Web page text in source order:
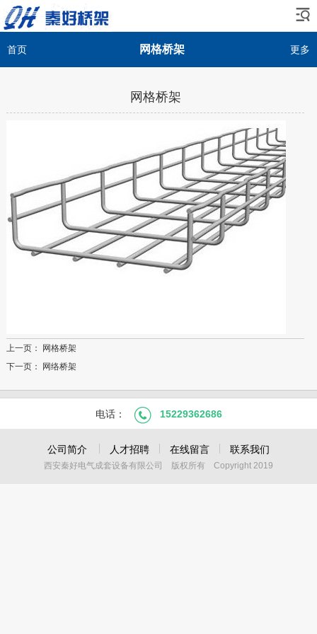
首页 更多
网格桥架
网格桥架
上一页：
网格桥架
下一页：
网络桥架
电话： 15229362686
公司简介 人才招聘 在线留言 联系我们
西安秦好电气成套设备有限公司 版权所有 Copyright 2019